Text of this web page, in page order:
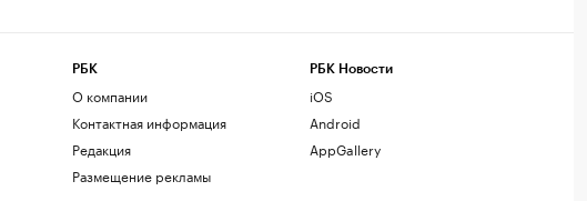
РБК
О компании
Контактная информация
Редакция
Размещение рекламы
РБК Новости
iOS
Android
AppGallery